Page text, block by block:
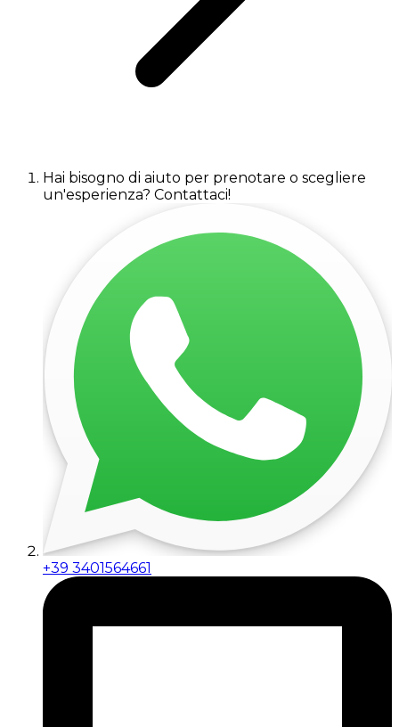
Hai bisogno di aiuto per prenotare o scegliere
un'esperienza? Contattaci!
+39 3401564661